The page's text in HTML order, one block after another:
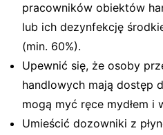
pracowników obiektów
lub ich dezynfekcję
(min. 60%).
Upewnić się, że osoby
handlowych mają dostęp
mogą myć ręce mydłem i
Umieścić dozowniki z